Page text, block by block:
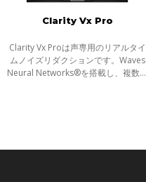
Clarity Vx Pro
Clarity Vx Proは声専用のリアルタイ
ムノイズリダクションです。Waves
Neural Networks®を搭載し、複数の